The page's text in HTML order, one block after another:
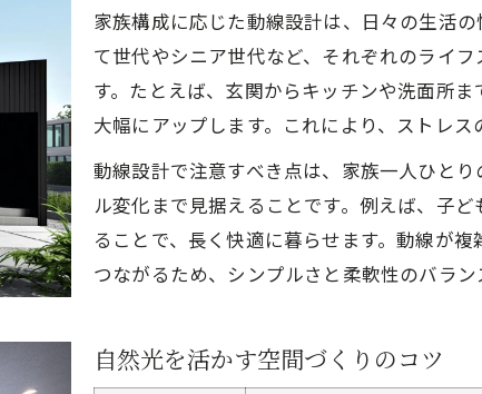
四季を楽しむ窓配置と景観設計
福津市の風土に合う平屋の特徴一覧
外構と一体化した快適空間の作り方
自然光と通風を取り入れる工夫
快適な平屋を実現するための設計提案集
一級建築士のおすすめ間取りパターン
生活動線を意識したゾーニングの工夫
家族構成別の快適設計アイデア集
耐震・断熱性能を両立する方法
快適性を追求した収納レイアウト例
家族構成に応じた動線設計は、日々の生活
て世代やシニア世代など、それぞれのライ
す。たとえば、玄関からキッチンや洗面所
大幅にアップします。これにより、ストレス
動線設計で注意すべき点は、家族一人ひと
ル変化まで見据えることです。例えば、子
ることで、長く快適に暮らせます。動線が
つながるため、シンプルさと柔軟性のバラン
自然光を活かす空間づくりのコツ